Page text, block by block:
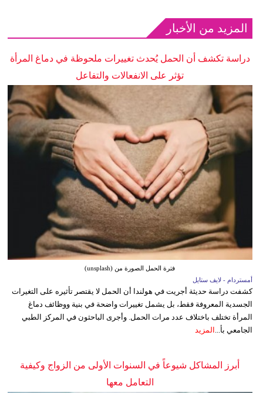
المزيد من الأخبار
دراسة تكشف أن الحمل يُحدث تغييرات ملحوظة في دماغ المرأة
تؤثر على الانفعالات والتفاعل
فترة الحمل الصورة من (unsplash)
أمستردام - لايف ستايل
كشفت دراسة حديثة أجريت في هولندا أن الحمل لا يقتصر تأثيره على التغيرات
الجسدية المعروفة فقط، بل يشمل تغييرات واضحة في بنية ووظائف دماغ
المرأة تختلف باختلاف عدد مرات الحمل. وأجرى الباحثون في المركز الطبي
الجامعي بأ... المزيد
أبرز المشاكل شيوعاً في السنوات الأولى من الزواج وكيفية
التعامل معها